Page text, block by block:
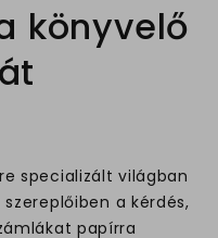
könyvelő
specializált világban
a kérdés,
papírra